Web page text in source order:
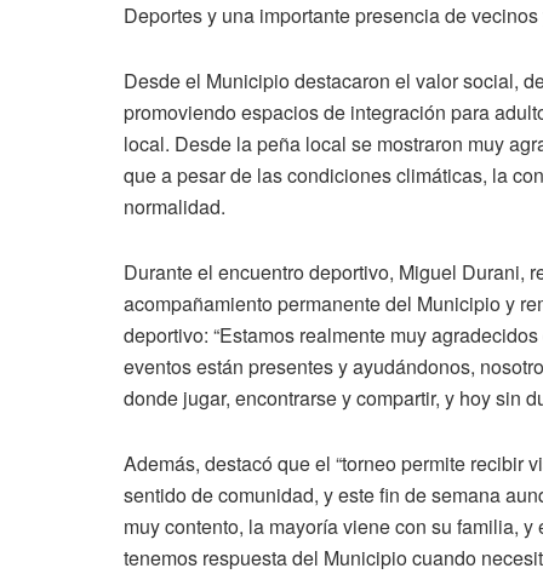
Deportes y una importante presencia de
Desde el Municipio destacaron el valor social,
promoviendo espacios de integración para
local. Desde la peña local se mostraron muy
que a pesar de las condiciones climáticas, la
normalidad.
Durante el encuentro deportivo, Miguel Durani,
acompañamiento permanente del Municipio y
deportivo: “Estamos realmente muy
eventos están presentes y ayudándonos,
donde jugar, encontrarse y compartir, y hoy sin
Además, destacó que el “torneo permite recibir
sentido de comunidad, y este fin de semana
muy contento, la mayoría viene con su familia,
tenemos respuesta del Municipio cuando